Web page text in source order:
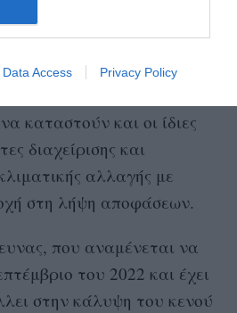
Data Access Privacy Policy
την έκθεση αυτή
καταπολέμησης των
προκαταλήψεων που
καταστούν και οι ίδιες
διαχείρισης και
αλλαγής με
στη λήψη αποφάσεων.
που αναμένεται να
του 2022 και έχει
στην κάλυψη του κενού